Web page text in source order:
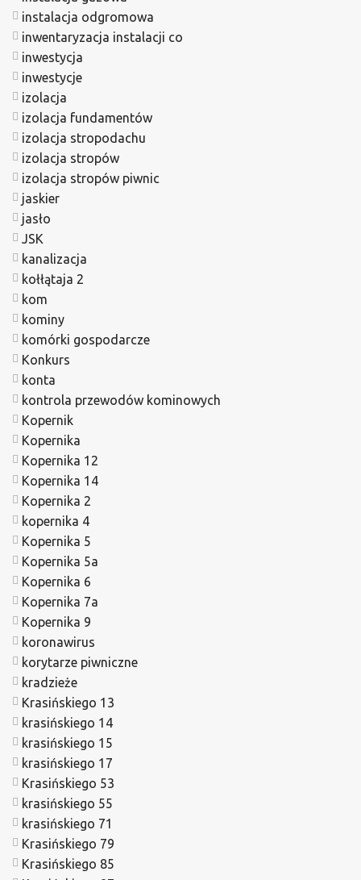
instalacja odgromowa
inwentaryzacja instalacji co
inwestycja
inwestycje
izolacja
izolacja fundamentów
izolacja stropodachu
izolacja stropów
izolacja stropów piwnic
jaskier
jasło
JSK
kanalizacja
kołłątaja 2
kom
kominy
komórki gospodarcze
Konkurs
konta
kontrola przewodów kominowych
Kopernik
Kopernika
Kopernika 12
Kopernika 14
Kopernika 2
kopernika 4
Kopernika 5
Kopernika 5a
Kopernika 6
Kopernika 7a
Kopernika 9
koronawirus
korytarze piwniczne
kradzieże
Krasińskiego 13
krasińskiego 14
krasińskiego 15
krasińskiego 17
Krasińskiego 53
krasińskiego 55
krasińskiego 71
Krasińskiego 79
Krasińskiego 85